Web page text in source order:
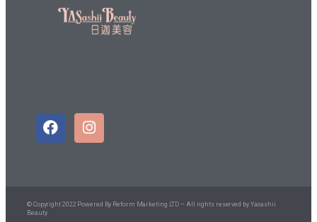
© Copyright 2022 Powered By Reform Marketing LTD – All rights reserved by Yasashii
Beauty